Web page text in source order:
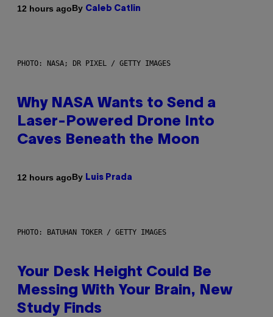
12 hours agoBy Caleb Catlin
PHOTO: NASA; DR PIXEL / GETTY IMAGES
Why NASA Wants to Send a
Laser-Powered Drone Into
Caves Beneath the Moon
12 hours agoBy Luis Prada
PHOTO: BATUHAN TOKER / GETTY IMAGES
Your Desk Height Could Be
Messing With Your Brain, New
Study Finds